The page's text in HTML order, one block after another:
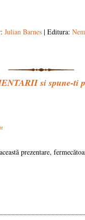
Julian Barnes | Editura:
si spune-ti
prezentare,